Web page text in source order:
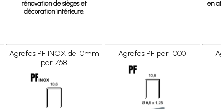
rénovation de sièges et
décoration intérieure.
en
Agrafes PF INOX de 10mm
par 768
Agrafes PF par 1000